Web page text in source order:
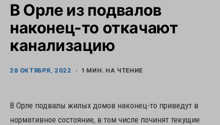
В Орле из подвалов
наконец-то откачают
канализацию
28 ОКТЯБРЯ, 2022 1 МИН. НА ЧТЕНИЕ
В Орле подвалы жилых домов наконец-то приведут в
нормативное состояние, в том числе починят текущие